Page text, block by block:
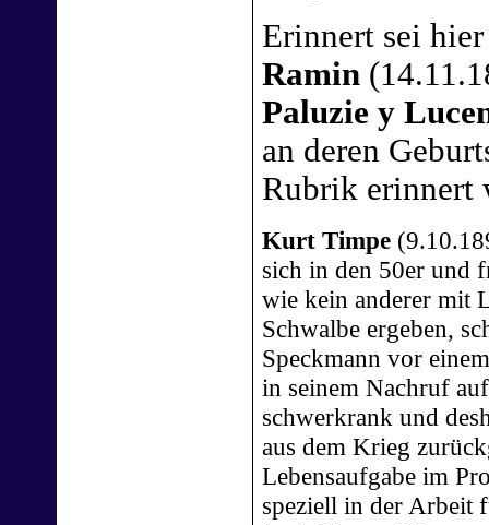
Erinnert sei
Ramin
Paluzie y
an deren
Rubrik erinnert
Kurt Timpe
sich in den 50er und
wie kein anderer mit
Schwalbe ergeben,
Speckmann vor
in seinem Nachruf
schwerkrank und
aus dem Krieg
Lebensaufgabe im
speziell in der Arbeit